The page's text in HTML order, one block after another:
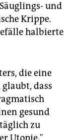
und
Krippe.
halbierte
die eine
dass
gesund
zu